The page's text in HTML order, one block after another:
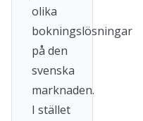
olika
bokningslösningar
på den
svenska
marknaden.
I stället